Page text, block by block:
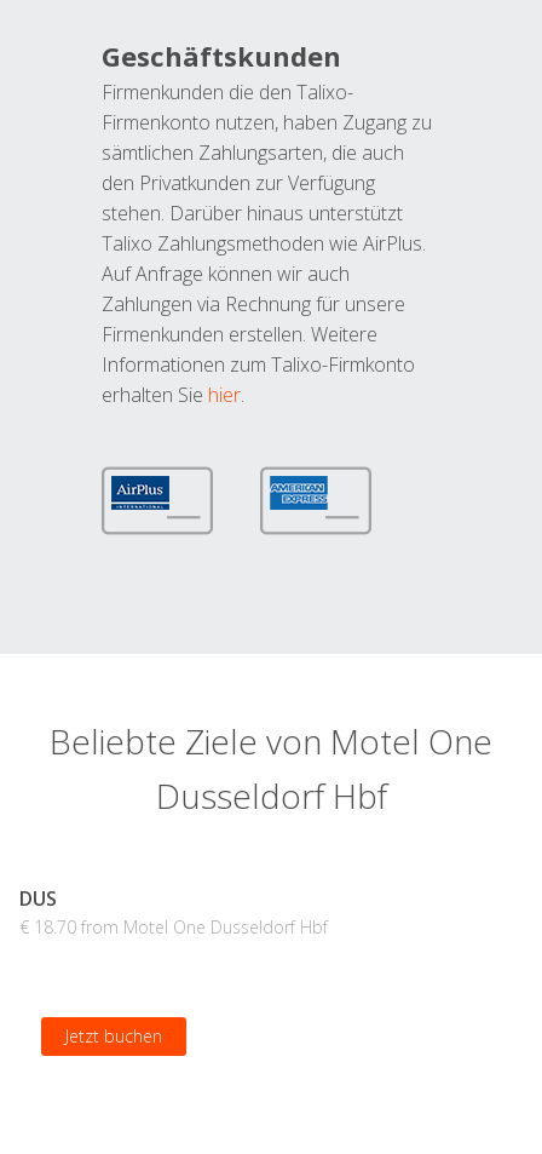
Geschäftskunden
Firmenkunden die den Talixo-
Firmenkonto nutzen, haben Zugang zu
sämtlichen Zahlungsarten, die auch
den Privatkunden zur Verfügung
stehen. Darüber hinaus unterstützt
Talixo Zahlungsmethoden wie AirPlus.
Auf Anfrage können wir auch
Zahlungen via Rechnung für unsere
Firmenkunden erstellen. Weitere
Informationen zum Talixo-Firmkonto
erhalten Sie hier.
Beliebte Ziele von Motel One
Dusseldorf Hbf
DUS
€ 18.70 from Motel One Dusseldorf Hbf
Jetzt buchen